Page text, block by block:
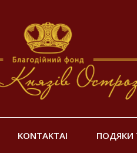
KONTAKTAI ПОДЯКИ